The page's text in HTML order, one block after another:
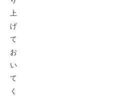
上
げ
て
お
い
て
く